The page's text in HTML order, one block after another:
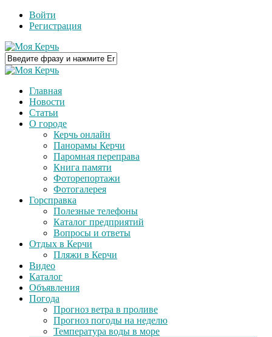
Войти
Регистрация
Главная
Новости
Статьи
О городе
Керчь онлайн
Панорамы Керчи
Паромная переправа
Книга памяти
Фоторепортажи
Фотогалерея
Горсправка
Полезные телефоны
Каталог предприятий
Вопросы и ответы
Отдых в Керчи
Пляжи в Керчи
Видео
Каталог
Объявления
Погода
Прогноз ветра в проливе
Прогноз погоды на неделю
Температура воды в море